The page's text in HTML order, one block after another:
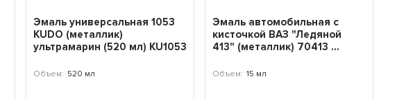
Эмаль универсальная 1053
KUDO (металлик)
ультрамарин (520 мл) KU1053
Объем: 520 мл
Эмаль автомобильная с
кисточкой ВАЗ "Ледяной
413" (металлик) 70413 ...
Объем: 15 мл